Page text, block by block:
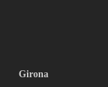
Girona